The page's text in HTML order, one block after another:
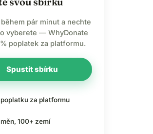
pár minut a nechte
vyberete — WhyDonate
poplatek za platformu.
Spustit sbírku
poplatku za platformu
100+ zemí